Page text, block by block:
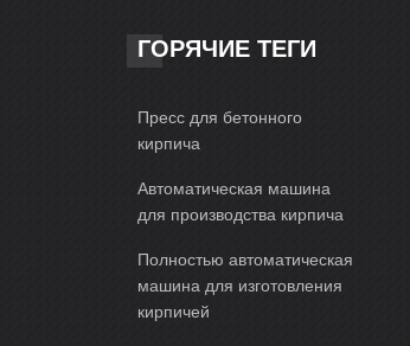
ГОРЯЧИЕ ТЕГИ
Пресс для бетонного
кирпича
Автоматическая машина
для производства кирпича
Полностью автоматическая
машина для изготовления
кирпичей